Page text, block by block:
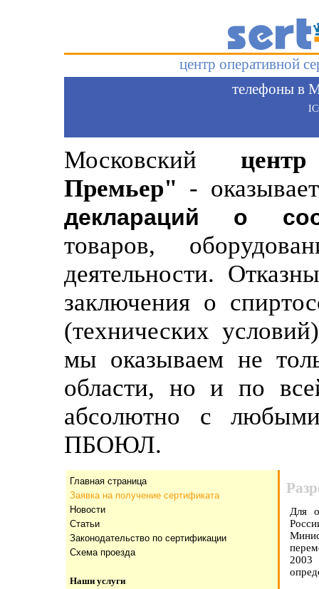
центр оперативной
телефоны в
Московский
Премьер" -
деклараций о
товаров,
деятельности.
заключения о
(технических
мы оказываем не
области, но и по
абсолютно с
ПБОЮЛ.
Главная страница
Заявка на получение сертификата
Новости
Статьи
Законодательство по сертификации
Схема проезда
Наши услуги
Для